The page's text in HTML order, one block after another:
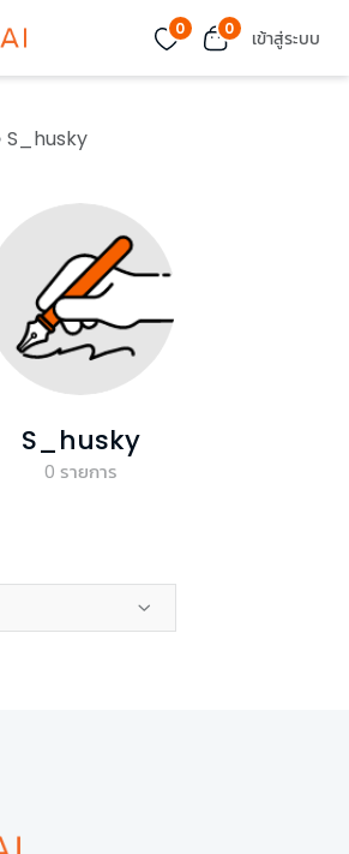
0 0 เข้าสู่ระบบ
S_husky
S_husky
0 รายการ